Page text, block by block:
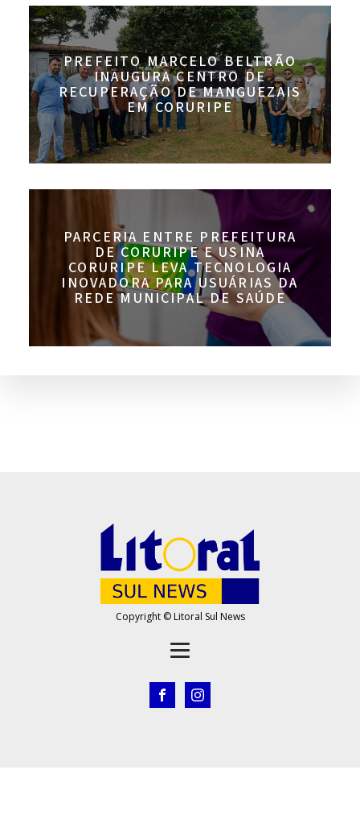
PREFEITO MARCELO BELTRÃO
INAUGURA CENTRO DE
RECUPERAÇÃO DE MANGUEZAIS
EM CORURIPE
PARCERIA ENTRE PREFEITURA
DE CORURIPE E USINA
CORURIPE LEVA TECNOLOGIA
INOVADORA PARA USUÁRIAS DA
REDE MUNICIPAL DE SAÚDE
Copyright © Litoral Sul News